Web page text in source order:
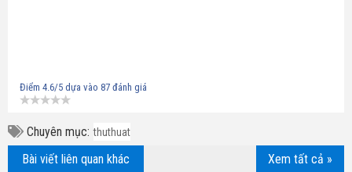
Điểm 4.6/5 dựa vào 87 đánh giá
Chuyên mục: thuthuat
Xem tất cả »
Bài viết liên quan khác